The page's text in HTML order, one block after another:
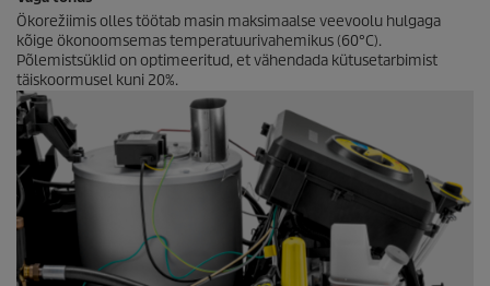
Ökorežiimis olles töötab masin maksimaalse veevoolu hulgaga
kõige ökonoomsemas temperatuurivahemikus (60°C).
Põlemistsüklid on optimeeritud, et vähendada kütusetarbimist
täiskoormusel kuni 20%.